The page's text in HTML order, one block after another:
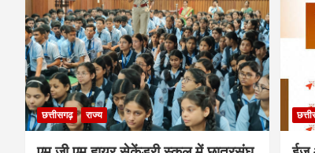
छत्तीसगढ़ राज्य